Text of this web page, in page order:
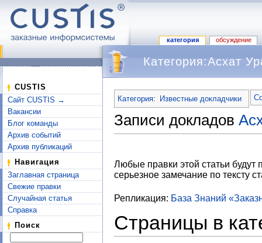
категория обсуждение
CUSTIS
Сайт CUSTIS →
Вакансии
Блог команды
Архив событий
Архив публикаций
Навигация
Заглавная страница
Свежие правки
Случайная статья
Справка
Поиск
Категория:Асхат
Категория: Известные докладчики
Записи докладов
Любые правки этой статьи
серьезное замечание по тексту
Репликация: База Знаний
Страницы в